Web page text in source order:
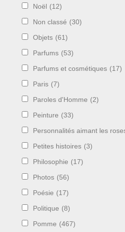
Noël (12)
Non classé (30)
Objets (61)
Parfums (53)
Parfums et cosmétiques (17)
Paris (7)
Paroles d'Homme (2)
Peinture (33)
Personnalités aimant les
Petites histoires (3)
Philosophie (17)
Photos (56)
Poésie (17)
Politique (8)
Pomme (467)